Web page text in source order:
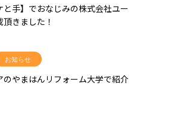
手】でおなじみの株式会社ユー
きました！
お知らせ
のやまはんリフォーム大学で紹介